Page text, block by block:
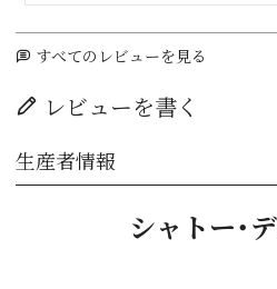
すべてのレビューを見る
レビューを書く
生産者情報
シャトー・